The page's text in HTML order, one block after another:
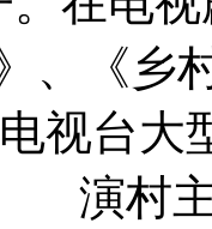
》、《
视台大
演村